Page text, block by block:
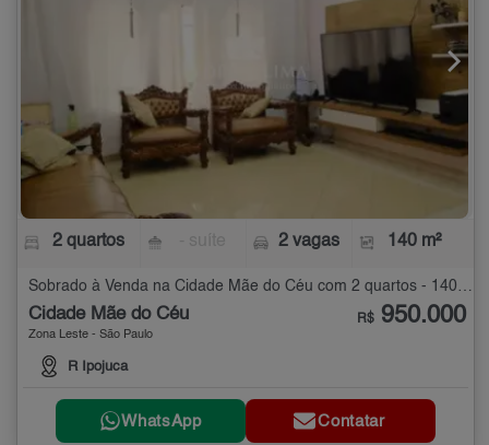
2 quartos 2 vagas 140 m²
Sobrado à Venda na Cidade Mãe do Céu com 2 quartos - 140 m²
Cidade Mãe do Céu
Zona Leste - São Paulo
R Ipojuca
R$ 950.000
WhatsApp Contatar